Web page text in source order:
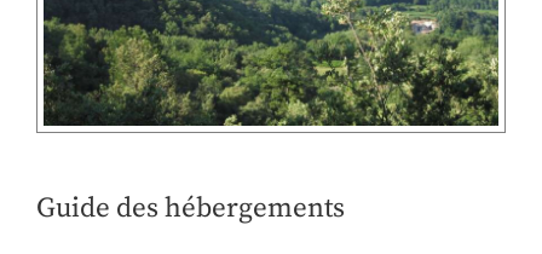
Guide des hébergements